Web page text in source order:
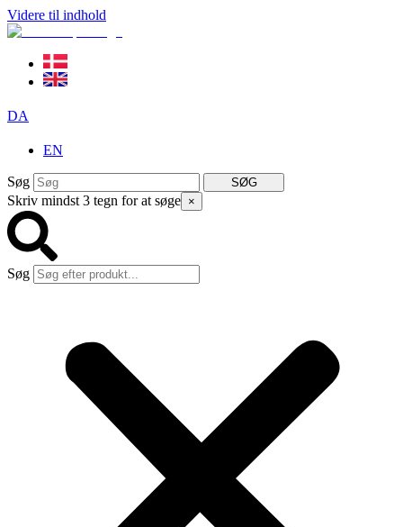
Videre til indhold
DA
EN
Søg SØG
Skriv mindst 3 tegn for at søge ×
Søg